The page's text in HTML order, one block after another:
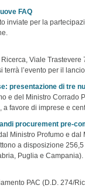
FAQ
inviate per la
Viale Trastevere
l’evento per il
presentazione di tre
e del Ministro Corrado
favore di imprese e
procurement pre-
Ministro Profumo e
a disposizione
Puglia e Campania).
PAC (D.D. 274/